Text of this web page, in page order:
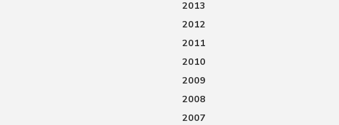
2013
2012
2011
2010
2009
2008
2007